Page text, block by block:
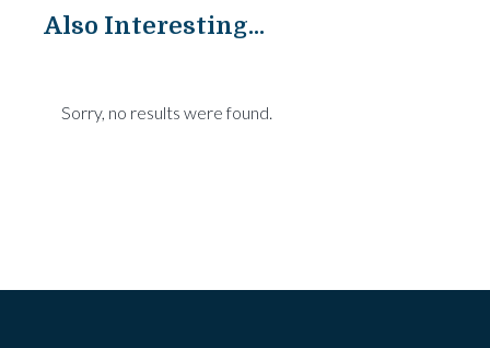
Also Interesting...
Sorry, no results were found.